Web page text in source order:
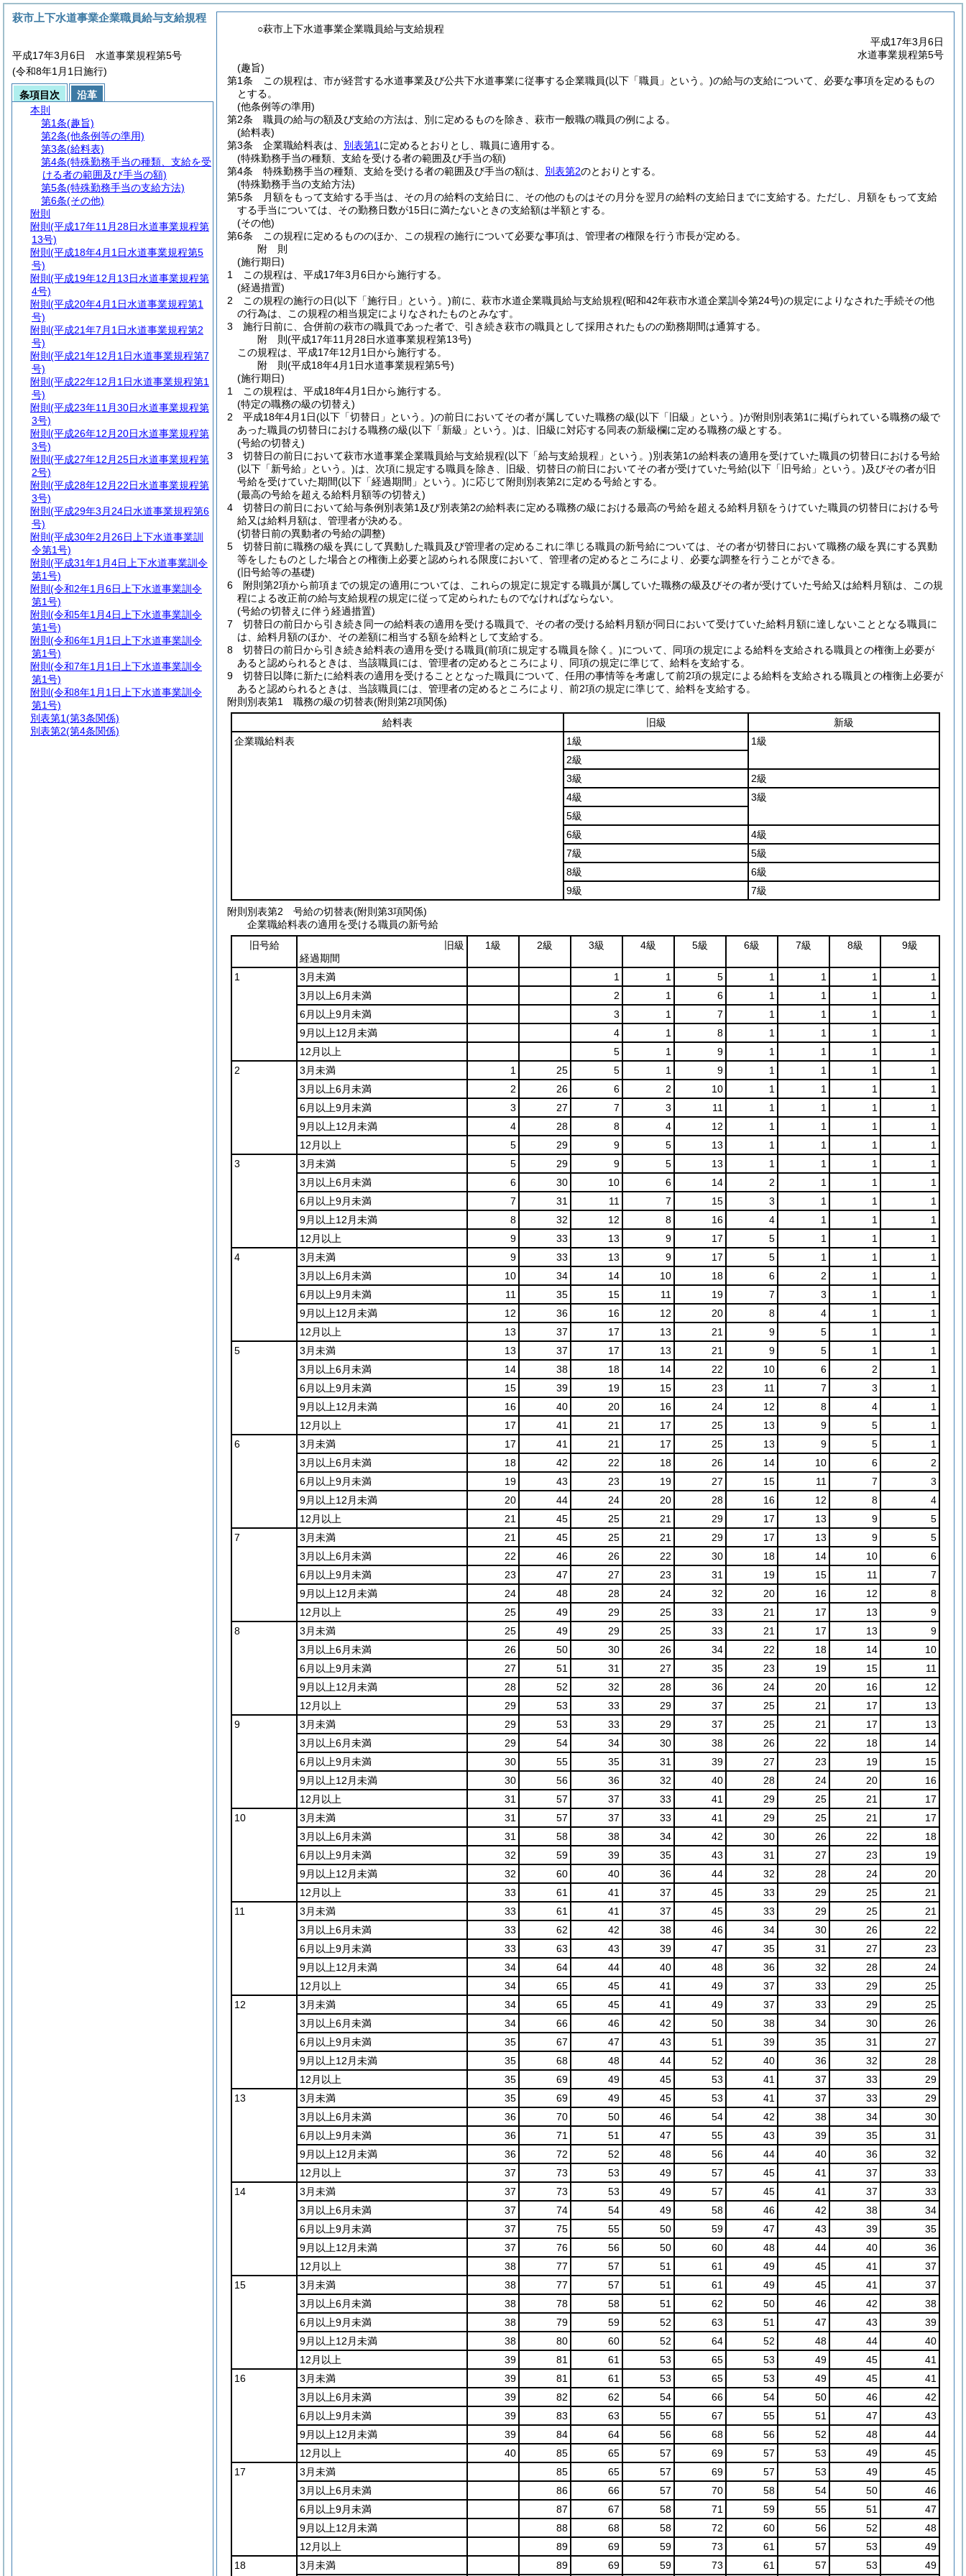
○萩市上下水道事業企業職員給与支給規程
平成17年3月6日
水道事業規程第5号
(趣旨)
第1条
この規程は、市が経営する水道事業及び公共下水道事業に従事する企業職員(以下「職員」という。)の給与の支給について、必要な事項を定めるもの
とする。
(他条例等の準用)
第2条
職員の給与の額及び支給の方法は、別に定めるものを除き、萩市一般職の職員の例による。
(給料表)
第3条
企業職給料表は、 別表第1 に定めるとおりとし、職員に適用する。
(特殊勤務手当の種類、支給を受ける者の範囲及び手当の額)
第4条
特殊勤務手当の種類、支給を受ける者の範囲及び手当の額は、 別表第2のとおりとする。
(特殊勤務手当の支給方法)
第5条
月額をもって支給する手当は、その月の給料の支給日に、その他のものはその月分を翌月の給料の支給日までに支給する。 ただし、月額をもって支給
する手当については、その勤務日数が15日に満たないときの支給額は半額とする。
(その他)
第6条
この規程に定めるもののほか、この規程の施行について必要な事項は、管理者の権限を行う市長が定める。
附 則
(施行期日)
1
この規程は、平成17年3月6日から施行する。
(経過措置)
2
この規程の施行の日(以下「施行日」という。)前に、萩市水道企業職員給与支給規程(昭和42年萩市水道企業訓令第24号)の規定によりなされた手続その他
の行為は、この規程の相当規定によりなされたものとみなす。
3
施行日前に、合併前の萩市の職員であった者で、引き続き萩市の職員として採用されたものの勤務期間は通算する。
附 則(平成17年11月28日水道事業規程第13号)
この規程は、平成17年12月1日から施行する。
附 則(平成18年4月1日水道事業規程第5号)
(施行期日)
1
この規程は、平成18年4月1日から施行する。
(特定の職務の級の切替え)
2
平成18年4月1日(以下「切替日」という。)の前日においてその者が属していた職務の級(以下「旧級」という。)が附則別表第1に掲げられている職務の級で
あった職員の切替日における職務の級(以下「新級」という。)は、旧級に対応する同表の新級欄に定める職務の級とする。
(号給の切替え)
3
切替日の前日において萩市水道事業企業職員給与支給規程(以下「給与支給規程」という。)別表第1の給料表の適用を受けていた職員の切替日における号給
(以下「新号給」という。)は、次項に規定する職員を除き、旧級、切替日の前日においてその者が受けていた号給(以下「旧号給」という。)及びその者が旧
号給を受けていた期間(以下「経過期間」という。)に応じて附則別表第2に定める号給とする。
(最高の号給を超える給料月額等の切替え)
4
切替日の前日において給与条例別表第1及び別表第2の給料表に定める職務の級における最高の号給を超える給料月額をうけていた職員の切替日における号
給又は給料月額は、管理者が決める。
(切替日前の異動者の号給の調整)
5
切替日前に職務の級を異にして異動した職員及び管理者の定めるこれに準じる職員の新号給については、その者が切替日において職務の級を異にする異動
等をしたものとした場合との権衡上必要と認められる限度において、管理者の定めるところにより、必要な調整を行うことができる。
(旧号給等の基礎)
6
附則第2項から前項までの規定の適用については、これらの規定に規定する職員が属していた職務の級及びその者が受けていた号給又は給料月額は、この規
程による改正前の給与支給規程の規定に従って定められたものでなければならない。
(号給の切替えに伴う経過措置)
7
切替日の前日から引き続き同一の給料表の適用を受ける職員で、その者の受ける給料月額が同日において受けていた給料月額に達しないこととなる職員に
は、給料月額のほか、その差額に相当する額を給料として支給する。
8
切替日の前日から引き続き給料表の適用を受ける職員(前項に規定する職員を除く。)について、同項の規定による給料を支給される職員との権衡上必要が
あると認められるときは、当該職員には、管理者の定めるところにより、同項の規定に準じて、給料を支給する。
9
切替日以降に新たに給料表の適用を受けることとなった職員について、任用の事情等を考慮して前2項の規定による給料を支給される職員との権衡上必要が
あると認められるときは、当該職員には、管理者の定めるところにより、前2項の規定に準じて、給料を支給する。
附則別表第1
職務の級の切替表(附則第2項関係)
給料表
旧級
新級
企業職給料表
1級
1級
2級
3級
2級
4級
3級
5級
6級
4級
7級
5級
8級
6級
9級
7級
附則別表第2 号給の切替表(附則第3項関係)
企業職給料表の適用を受ける職員の新号給
旧号給
旧級
経過期間
1級 2級 3級 4級 5級 6級 7級 8級 9級
1 3月未満 1 1 5 1 1 1
1
3月以上6月未満
2 1 6 1 1 1
1
6月以上9月未満
3 1 7 1 1 1
1
9月以上12月未満
4 1 8 1 1 1
1
12月以上
5 1 9 1 1 1
1
2
3月未満 1 25 5 1 9 1 1 1
1
3月以上6月未満
2 26 6 2 10 1 1 1
1
6月以上9月未満
3 27 7 3 11 1 1 1
1
9月以上12月未満
4 28 8 4 12 1 1 1
1
12月以上
5 29 9 5 13 1 1 1
1
3
3月未満 5 29 9 5 13 1 1 1
1
3月以上6月未満
6 30 10 6 14 2 1 1
1
6月以上9月未満
7 31 11 7 15 3 1 1
1
9月以上12月未満
8 32 12 8 16 4 1 1
1
12月以上
9 33 13 9 17 5 1 1
1
4
3月未満 9 33 13 9 17 5 1 1
1
3月以上6月未満
10 34 14 10 18 6 2 1
1
6月以上9月未満
11 35 15 11 19 7 3 1
1
9月以上12月未満
12 36 16 12 20 8 4 1
1
12月以上
13 37 17 13 21 9 5 1
1
5
3月未満 13 37 17 13 21 9 5 1
1
3月以上6月未満
14 38 18 14 22 10 6 2
1
6月以上9月未満
15 39 19 15 23 11 7 3
1
9月以上12月未満
16 40 20 16 24 12 8 4
1
12月以上
17 41 21 17 25 13 9 5
1
6
3月未満 17 41 21 17 25 13 9 5
1
3月以上6月未満
18 42 22 18 26 14 10 6
2
6月以上9月未満
19 43 23 19 27 15 11 7
3
9月以上12月未満
20 44 24 20 28 16 12 8
4
12月以上
21 45 25 21 29 17 13 9
5
7
3月未満 21 45 25 21 29 17 13 9
5
3月以上6月未満
22 46 26 22 30 18 14 10
6
6月以上9月未満
23 47 27 23 31 19 15 11
7
9月以上12月未満
24 48 28 24 32 20 16 12
8
12月以上
25 49 29 25 33 21 17 13
9
8
3月未満 25 49 29 25 33 21 17 13
9
3月以上6月未満
26 50 30 26 34 22 18 14
10
6月以上9月未満
27 51 31 27 35 23 19 15
11
9月以上12月未満
28 52 32 28 36 24 20 16
12
12月以上
29 53 33 29 37 25 21 17
13
9
3月未満 29 53 33 29 37 25 21 17
13
3月以上6月未満
29 54 34 30 38 26 22 18
14
6月以上9月未満
30 55 35 31 39 27 23 19
15
9月以上12月未満
30 56 36 32 40 28 24 20
16
12月以上
31 57 37 33 41 29 25 21
17
10
3月未満 31 57 37 33 41 29 25 21
17
3月以上6月未満
31 58 38 34 42 30 26 22
18
6月以上9月未満
32 59 39 35 43 31 27 23
19
9月以上12月未満
32 60 40 36 44 32 28 24
20
12月以上
33 61 41 37 45 33 29 25
21
11
3月未満 33 61 41 37 45 33 29 25
21
3月以上6月未満
33 62 42 38 46 34 30 26
22
6月以上9月未満
33 63 43 39 47 35 31 27
23
9月以上12月未満
34 64 44 40 48 36 32 28
24
12月以上
34 65 45 41 49 37 33 29
25
12
3月未満 34 65 45 41 49 37 33 29
25
3月以上6月未満
34 66 46 42 50 38 34 30
26
6月以上9月未満
35 67 47 43 51 39 35 31
27
9月以上12月未満
35 68 48 44 52 40 36 32
28
12月以上
35 69 49 45 53 41 37 33
29
13
3月未満 35 69 49 45 53 41 37 33
29
3月以上6月未満
36 70 50 46 54 42 38 34
30
6月以上9月未満
36 71 51 47 55 43 39 35
31
9月以上12月未満
36 72 52 48 56 44 40 36
32
12月以上
37 73 53 49 57 45 41 37
33
14
3月未満 37 73 53 49 57 45 41 37
33
3月以上6月未満
37 74 54 49 58 46 42 38
34
6月以上9月未満
37 75 55 50 59 47 43 39
35
9月以上12月未満
37 76 56 50 60 48 44 40
36
12月以上
38 77 57 51 61 49 45 41
37
15
3月未満 38 77 57 51 61 49 45 41
37
3月以上6月未満
38 78 58 51 62 50 46 42
38
6月以上9月未満
38 79 59 52 63 51 47 43
39
9月以上12月未満
38 80 60 52 64 52 48 44
40
12月以上
39 81 61 53 65 53 49 45
41
16
3月未満 39 81 61 53 65 53 49 45
41
3月以上6月未満
39 82 62 54 66 54 50 46
42
6月以上9月未満
39 83 63 55 67 55 51 47
43
9月以上12月未満
39 84 64 56 68 56 52 48
44
12月以上
40 85 65 57 69 57 53 49
45
17
3月未満 85 65 57 69 57 53 49
45
3月以上6月未満
86 66 57 70 58 54 50
46
6月以上9月未満
87 67 58 71 59 55 51
47
9月以上12月未満
88 68 58 72 60 56 52
48
12月以上
89 69 59 73 61 57 53
49
18
3月未満 89 69 59 73 61 57 53 49
萩市上下水道事業企業職員給与支給規程
平成17年3月6日 水道事業規程第5号
(令和8年1月1日施行)
条項目次
沿革
本則
第1条(趣旨)
第2条(他条例等の準用)
第3条(給料表)
第4条(特殊勤務手当の種類、支給を受
ける者の範囲及び手当の額)
第5条(特殊勤務手当の支給方法)
第6条(その他)
附則
附則 (平成17年11月28日水道事業規程第
13号)
附則 (平成18年4月1日水道事業規程第5
号)
附則 (平成19年12月13日水道事業規程第
4号)
附則 (平成20年4月1日水道事業規程第1
号)
附則 (平成21年7月1日水道事業規程第2
号)
附則 (平成21年12月1日水道事業規程第7
号)
附則 (平成22年12月1日水道事業規程第1
号)
附則 (平成23年11月30日水道事業規程第
3号)
附則 (平成26年12月20日水道事業規程第
3号)
附則 (平成27年12月25日水道事業規程第
2号)
附則 (平成28年12月22日水道事業規程第
3号)
附則 (平成29年3月24日水道事業規程第6
号)
附則 (平成30年2月26日上下水道事業訓
令第1号)
附則 (平成31年1月4日上下水道事業訓令
第1号)
附則 (令和2年1月6日上下水道事業訓令
第1号)
附則 (令和5年1月4日上下水道事業訓令
第1号)
附則 (令和6年1月1日上下水道事業訓令
第1号)
附則 (令和7年1月1日上下水道事業訓令
第1号)
附則 (令和8年1月1日上下水道事業訓令
第1号)
別表第1(第3条関係)
別表第2(第4条関係)